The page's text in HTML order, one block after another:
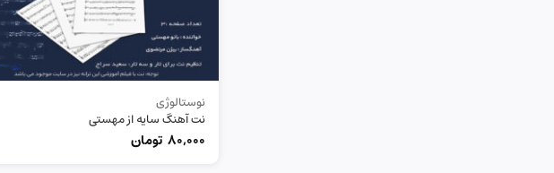
نوستالوژی
نت آهنگ سایه از مهستی
80,000 تومان